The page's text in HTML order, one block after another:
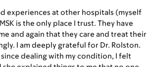
experiences at other hospitals (myself
is the only place I trust. They have
and again that they care and treat their
I am deeply grateful for Dr. Rolston.
dealing with my condition, I felt